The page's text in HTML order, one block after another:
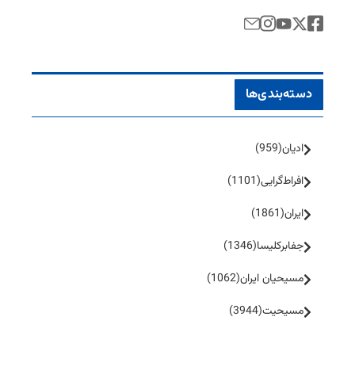
دسته‌بندی‌ها
ادیان(959)
افراط‌گرایی(1101)
ایران(1861)
جفا‌بر‌کلیسا(1346)
مسیحیان ایران(1062)
مسیحیت(3944)